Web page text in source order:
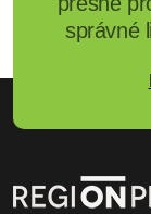
správné